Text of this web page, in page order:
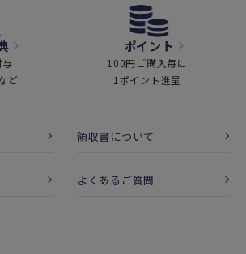
ど
ポイント
100円ご購入毎に
1ポイント進呈
領収書について
よくあるご質問